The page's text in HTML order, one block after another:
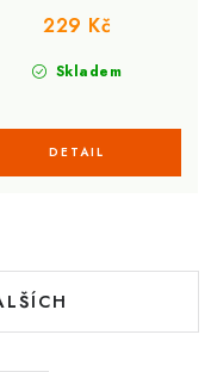
Skladem
229 Kč